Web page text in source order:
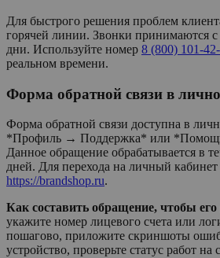
Для быстрого решения проблем
горячей линии. Звонки принимаются с
дни. Используйте номер 8 (800) 101-
реальном времени.
Форма обратной связи в
Форма обратной связи доступна в
*Профиль → Поддержка* или
Данное обращение обрабатывается в
дней. Для перехода на личный
https://brandshop.ru.
Как составить обращение, чтобы
укажите номер лицевого счета или
пошагово, приложите скриншоты
устройство, проверьте статус работ на